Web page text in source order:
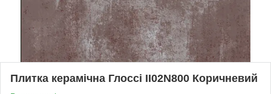
Плитка керамічна Глоссі II02N800 Коричневий